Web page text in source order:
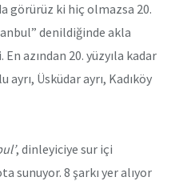
görürüz ki hiç olmazsa 20.
denildiğinde akla
azından 20. yüzyıla kadar
Üsküdar ayrı, Kadıköy
, dinleyiciye sur içi
sunuyor. 8 şarkı yer alıyor